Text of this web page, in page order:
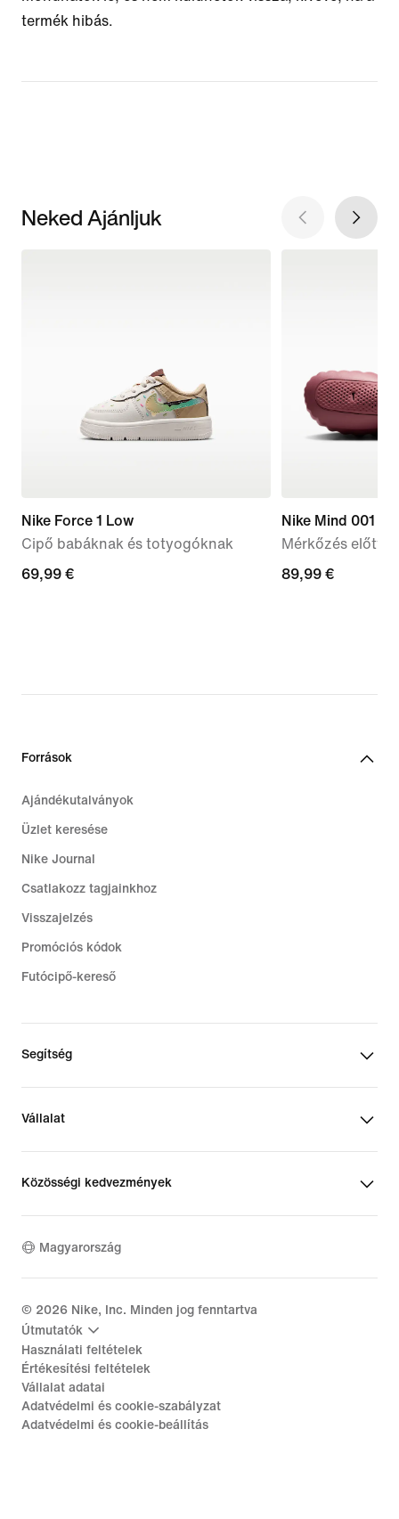
termék hibás.
Neked Ajánljuk
Nike Force 1 Low
Cipő babáknak és totyogóknak
69,99
69,99 €
Nike Mind 001
Mérkőzés előtti
89,99
89,99 €
Források
Ajándékutalványok
Üzlet keresése
Nike Journal
Csatlakozz tagjainkhoz
Visszajelzés
Promóciós kódok
Futócipő-kereső
Segítség
Vállalat
Közösségi kedvezmények
Magyarország
© 2026 Nike, Inc. Minden jog fenntartva
Útmutatók
Használati feltételek
Értékesítési feltételek
Vállalat adatai
Adatvédelmi és cookie-szabályzat
Adatvédelmi és cookie-beállítás